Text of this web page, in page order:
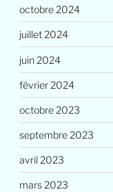
octobre 2024
juillet 2024
juin 2024
février 2024
octobre 2023
septembre 2023
avril 2023
mars 2023